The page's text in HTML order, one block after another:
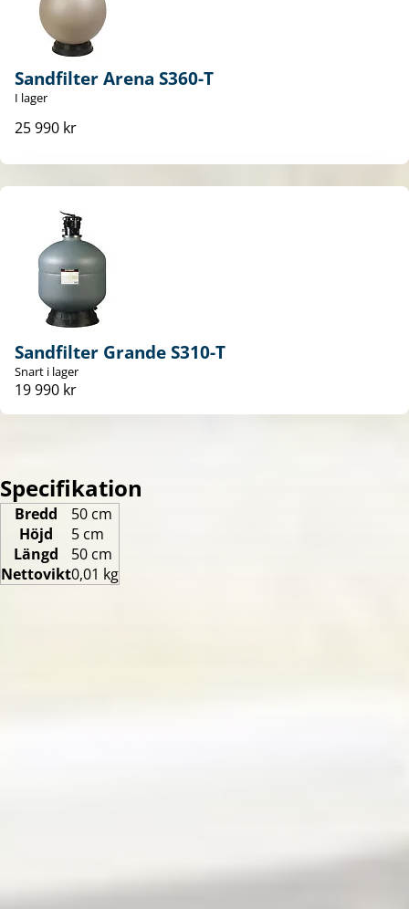
Sandfilter Arena S360-T
I lager
25 990 kr
Sandfilter Grande S310-T
Snart i lager
19 990 kr
Specifikation
Bredd
50 cm
Höjd
5 cm
Längd
50 cm
Nettovikt0,01 kg